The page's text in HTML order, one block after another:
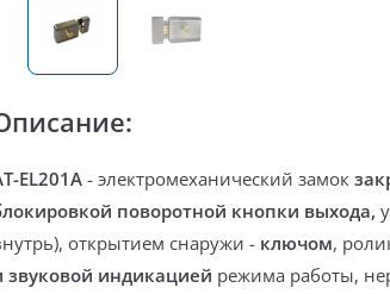
EL201A- электромеханический замок
поворотной кнопки выхода,
открытием снаружи - ключом,
звуковой индикацией режима работы,